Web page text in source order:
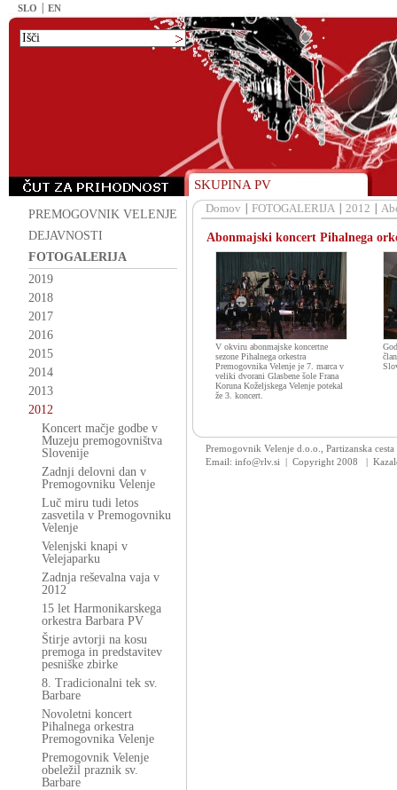
SLO EN
SKUPINA PV
PREMOGOVNIK VELENJE
DEJAVNOSTI
FOTOGALERIJA
2019
2018
2017
2016
2015
2014
2013
2012
Koncert mačje godbe v
Muzeju premogovništva
Slovenije
Zadnji delovni dan v
Premogovniku Velenje
Luč miru tudi letos
zasvetila v Premogovniku
Velenje
Velenjski knapi v
Velejaparku
Zadnja reševalna vaja v
2012
15 let Harmonikarskega
orkestra Barbara PV
Štirje avtorji na kosu
premoga in predstavitev
pesniške zbirke
8. Tradicionalni tek sv.
Barbare
Novoletni koncert
Pihalnega orkestra
Premogovnika Velenje
Premogovnik Velenje
obeležil praznik sv.
Barbare
Domov FOTOGALERIJA 2012
Abonmajski koncert Pihalnega
V okviru abonmajske koncertne
sezone Pihalnega orkestra
Premogovnika Velenje je 7. marca v
veliki dvorani Glasbene šole Frana
Koruna Koželjskega Velenje potekal
že 3. koncert.
Premogovnik Velenje d.o.o., Partizanska
Email: info@rlv.si | Copyright 2008
|